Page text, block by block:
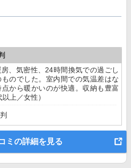
、気密性、24時間換気での過ごし
のでした。室内間での気温差はな
から暖かいのが快適。収納も豊富
上／女性）
ミの詳細を見る